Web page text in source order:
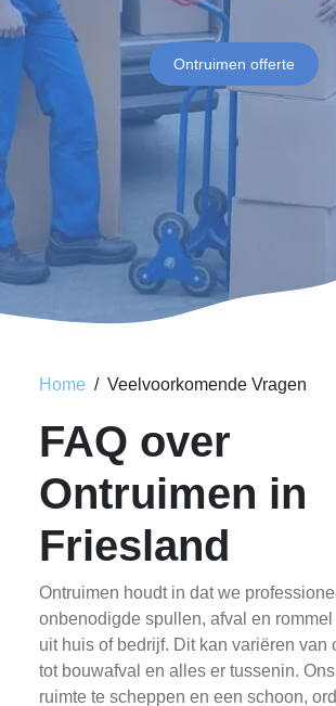
Ontruimen offerte
Home Veelvoorkomende Vragen
FAQ over
Ontruimen in
Friesland
Ontruimen houdt in dat we
onbenodigde spullen, afval en
uit huis of bedrijf. Dit kan variëren van
tot bouwafval en alles er tussenin.
ruimte te scheppen en een schoon,